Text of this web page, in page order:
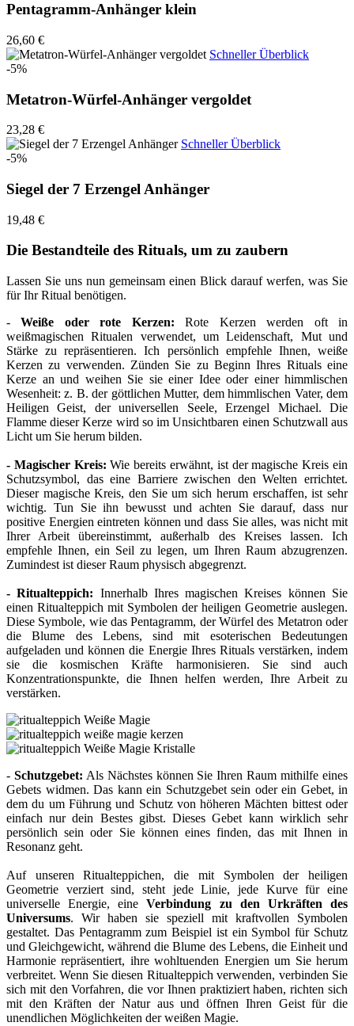
Pentagramm-Anhänger klein
26,60 €
Schneller Überblick
-5%
Metatron-Würfel-Anhänger vergoldet
23,28 €
Schneller Überblick
-5%
Siegel der 7 Erzengel Anhänger
19,48 €
Die Bestandteile des Rituals, um zu zaubern
Lassen Sie uns nun gemeinsam einen Blick darauf werfen, was Sie
für Ihr Ritual benötigen.
-Weiße oder rote Kerzen: Rote Kerzen werden oft in
weißmagischen Ritualen verwendet, um Leidenschaft, Mut und
Stärke zu repräsentieren. Ich persönlich empfehle Ihnen, weiße
Kerzen zu verwenden. Zünden Sie zu Beginn Ihres Rituals eine
Kerze an und weihen Sie sie einer Idee oder einer himmlischen
Wesenheit: z. B. der göttlichen Mutter, dem himmlischen Vater, dem
Heiligen Geist, der universellen Seele, Erzengel Michael. Die
Flamme dieser Kerze wird so im Unsichtbaren einen Schutzwall aus
Licht um Sie herum bilden.
- Magischer Kreis: Wie bereits erwähnt, ist der magische Kreis ein
Schutzsymbol, das eine Barriere zwischen den Welten errichtet.
Dieser magische Kreis, den Sie um sich herum erschaffen, ist sehr
wichtig. Tun Sie ihn bewusst und achten Sie darauf, dass nur
positive Energien eintreten können und dass Sie alles, was nicht mit
Ihrer Arbeit übereinstimmt, außerhalb des Kreises lassen. Ich
empfehle Ihnen, ein Seil zu legen, um Ihren Raum abzugrenzen.
Zumindest ist dieser Raum physisch abgegrenzt.
- Ritualteppich: Innerhalb Ihres magischen Kreises können Sie
einen Ritualteppich mit Symbolen der heiligen Geometrie auslegen.
Diese Symbole, wie das Pentagramm, der Würfel des Metatron oder
die Blume des Lebens, sind mit esoterischen Bedeutungen
aufgeladen und können die Energie Ihres Rituals verstärken, indem
sie die kosmischen Kräfte harmonisieren. Sie sind auch
Konzentrationspunkte, die Ihnen helfen werden, Ihre Arbeit zu
verstärken.
- Schutzgebet: Als Nächstes können Sie Ihren Raum mithilfe eines
Gebets widmen. Das kann ein Schutzgebet sein oder ein Gebet, in
dem du um Führung und Schutz von höheren Mächten bittest oder
einfach nur dein Bestes gibst. Dieses Gebet kann wirklich sehr
persönlich sein oder Sie können eines finden, das mit Ihnen in
Resonanz geht.
Auf unseren Ritualteppichen, die mit Symbolen der heiligen
Geometrie verziert sind, steht jede Linie, jede Kurve für eine
universelle Energie, eineVerbindung zu den Urkräften des
Universums. Wir haben sie speziell mit kraftvollen Symbolen
gestaltet. Das Pentagramm zum Beispiel ist ein Symbol für Schutz
und Gleichgewicht, während die Blume des Lebens, die Einheit und
Harmonie repräsentiert, ihre wohltuenden Energien um Sie herum
verbreitet. Wenn Sie diesen Ritualteppich verwenden, verbinden Sie
sich mit den Vorfahren, die vor Ihnen praktiziert haben, richten sich
mit den Kräften der Natur aus und öffnen Ihren Geist für die
unendlichen Möglichkeiten der weißen Magie.